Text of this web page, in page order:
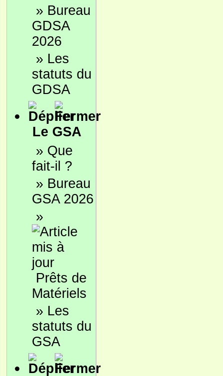
» Bureau
GDSA
2026
» Les
statuts du
GDSA
Le GSA
» Que
fait-il ?
» Bureau
GSA 2026
»
Prêts de
Matériels
» Les
statuts du
GSA